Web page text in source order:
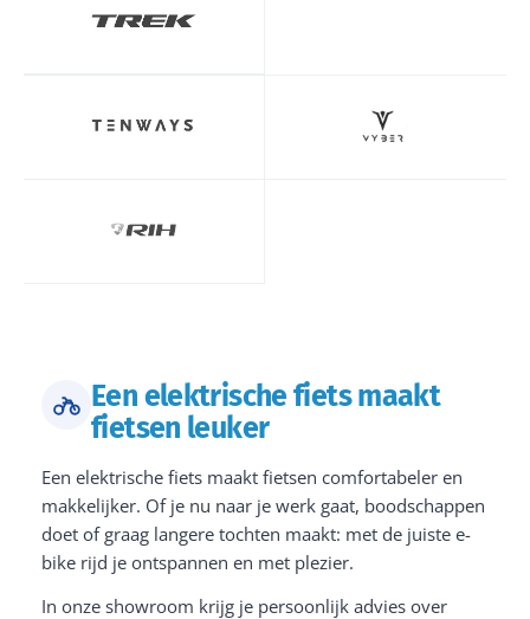
Een elektrische fiets maakt
fietsen leuker
Een elektrische fiets maakt fietsen comfortabeler en
makkelijker. Of je nu naar je werk gaat, boodschappen
doet of graag langere tochten maakt: met de juiste e-
bike rijd je ontspannen en met plezier.
In onze showroom krijg je persoonlijk advies over